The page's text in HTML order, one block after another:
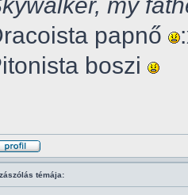
papnő
boszi
témája: